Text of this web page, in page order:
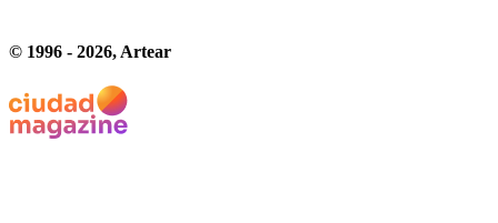
© 1996 - 2026, Artear